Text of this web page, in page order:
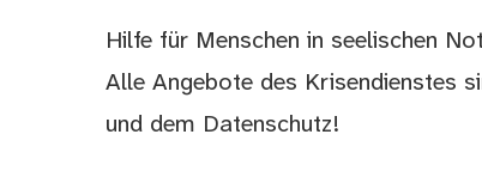
Hilfe für Menschen in seelischen
Alle Angebote des Krisendienstes
und dem Datenschutz!